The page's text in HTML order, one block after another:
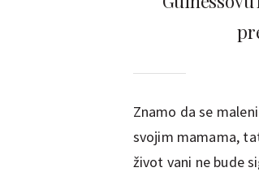
Znamo da se
svojim mamama,
život vani ne bude